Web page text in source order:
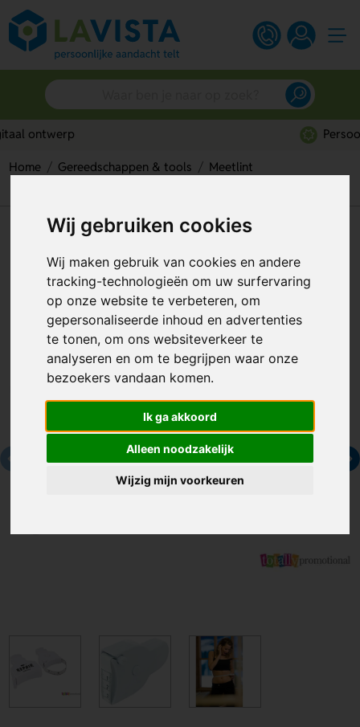
Wij gebruiken cookies
Wij maken gebruik van cookies en andere
tracking-technologieën om uw surfervaring
op onze website te verbeteren, om
gepersonaliseerde inhoud en advertenties
te tonen, om ons websiteverkeer te
analyseren en om te begrijpen waar onze
bezoekers vandaan komen.
Ik ga akkoord
Alleen noodzakelijk
Wijzig mijn voorkeuren
Home Gereedschappen & tools
Meetlint
Lichaams Meetlint 1,5 M
Artikelnummer: 206689